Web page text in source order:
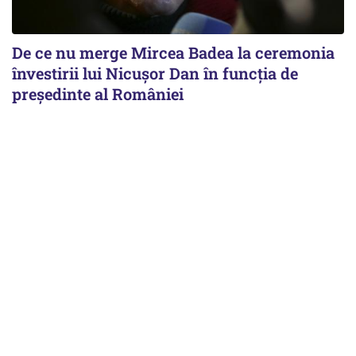
De ce nu merge Mircea Badea la ceremonia
învestirii lui Nicușor Dan în funcția de
președinte al României